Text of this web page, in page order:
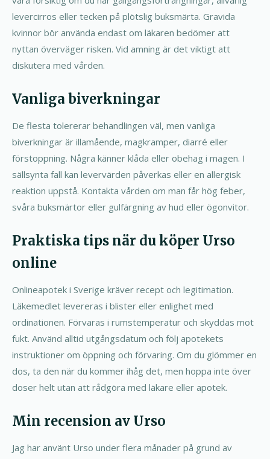
levercirros eller tecken på plötslig buksmärta. Gravida
kvinnor bör använda endast om läkaren bedömer att
nyttan överväger risken. Vid amning är det viktigt att
diskutera med vården.
Vanliga biverkningar
De flesta tolererar behandlingen väl, men vanliga
biverkningar är illamående, magkramper, diarré eller
förstoppning. Några känner klåda eller obehag i magen. I
sällsynta fall kan levervärden påverkas eller en allergisk
reaktion uppstå. Kontakta vården om man får hög feber,
svåra buksmärtor eller gulfärgning av hud eller ögonvitor.
Praktiska tips när du köper Urso
online
Onlineapotek i Sverige kräver recept och legitimation.
Läkemedlet levereras i blister eller enlighet med
ordinationen. Förvaras i rumstemperatur och skyddas mot
fukt. Använd alltid utgångsdatum och följ apotekets
instruktioner om öppning och förvaring. Om du glömmer en
dos, ta den när du kommer ihåg det, men hoppa inte över
doser helt utan att rådgöra med läkare eller apotek.
Min recension av Urso
Jag har använt Urso under flera månader på grund av